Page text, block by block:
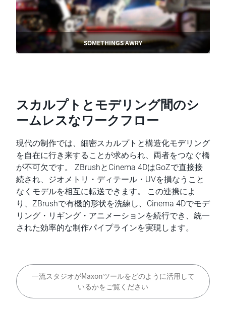
SOMETHINGS AWRY
スカルプトとモデリング間のシ
ームレスなワークフロー
現代の制作では、細密スカルプトと構造化モデリング
を自在に行き来することが求められ、両者をつなぐ橋
が不可欠です。 ZBrushとCinema 4DはGoZで直接接
続され、ジオメトリ・ディテール・UVを損なうこと
なくモデルを相互に転送できます。 この連携によ
り、ZBrushで有機的形状を洗練し、Cinema 4Dでモデ
リング・リギング・アニメーションを続行でき、統一
された効率的な制作パイプラインを実現します。
一流スタジオがMaxonツールをどのように活用して
いるかをご覧ください